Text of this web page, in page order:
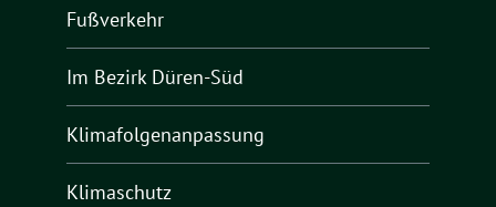
Fußverkehr
Im Bezirk Düren-Süd
Klimafolgenanpassung
Klimaschutz